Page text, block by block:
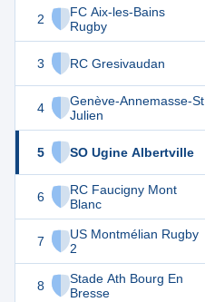
2
FC Aix-les-Bains
Rugby
3 RC Gresivaudan
4
Genève-Annemasse-St
Julien
5 SO Ugine Albertville
6
RC Faucigny Mont
Blanc
7
US Montmélian Rugby
2
8
Stade Ath Bourg En
Bresse
69
51
45 16
35 16
28
25 16
22